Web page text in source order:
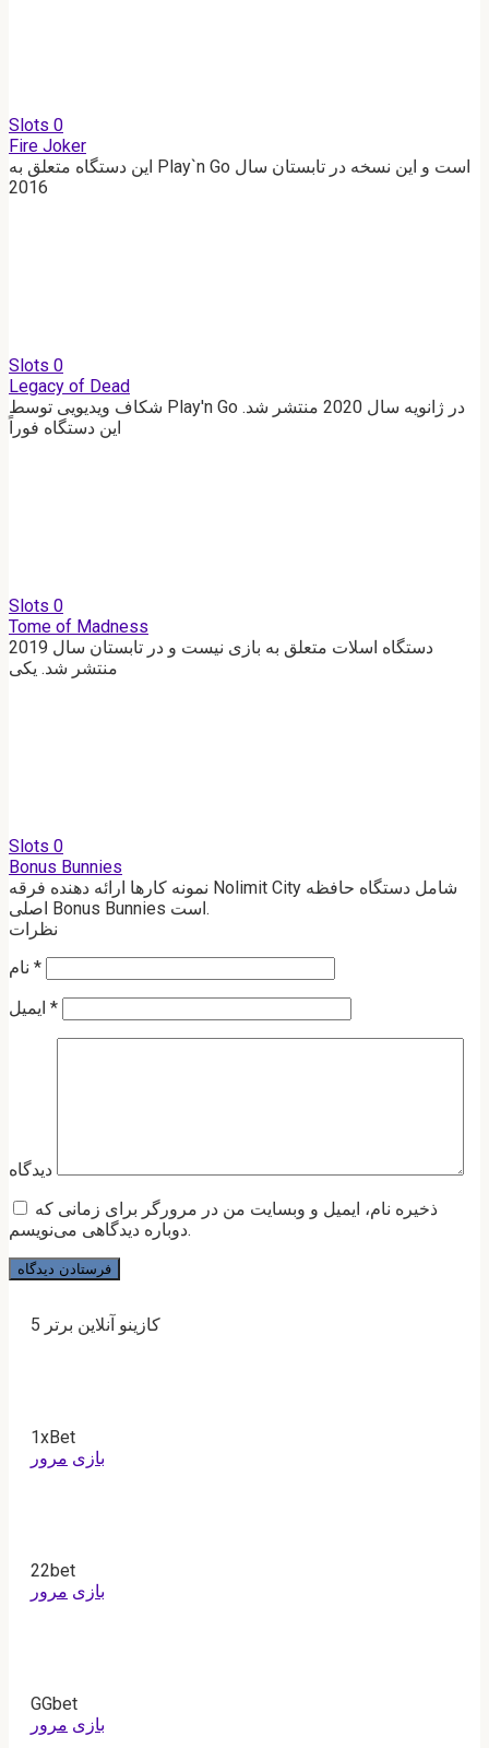
Slots 0
Fire Joker
این دستگاه متعلق به Play`n Go است و این نسخه در تابستان سال
2016
Slots 0
Legacy of Dead
شکاف ویدیویی توسط Play'n Go در ژانویه سال 2020 منتشر شد.
این دستگاه فوراً
Slots 0
Tome of Madness
دستگاه اسلات متعلق به بازی نیست و در تابستان سال 2019
منتشر شد. یکی
Slots 0
Bonus Bunnies
نمونه کارها ارائه دهنده فرقه Nolimit City شامل دستگاه حافظه
اصلی Bonus Bunnies است.
نظرات
*
*
دیدگاه
ذخیره نام، ایمیل و وبسایت من در مرورگر برای زمانی که
دوباره دیدگاهی می‌نویسم.
5 کازینو آنلاین برتر
1xBet
بازی مرور
22bet
بازی مرور
GGbet
بازی مرور